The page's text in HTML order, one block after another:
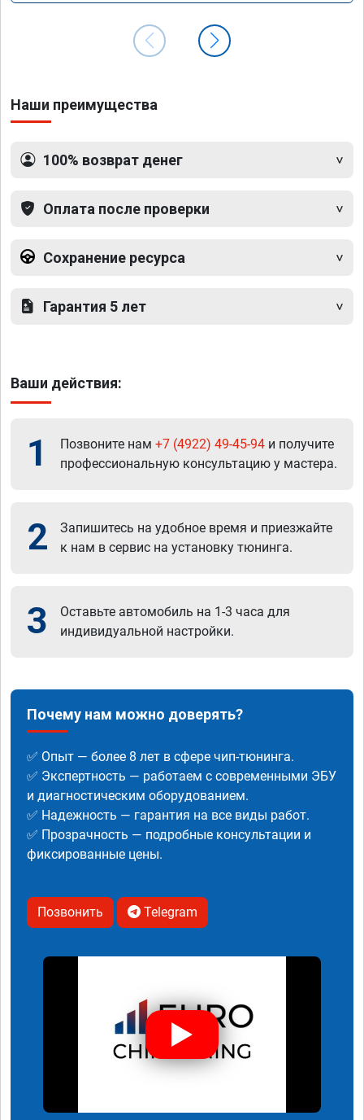
Наши преимущества
100% возврат денег
Оплата после проверки
Сохранение ресурса
Гарантия 5 лет
Ваши действия:
1 Позвоните нам +7 (4922) 49-45-94 и получите
профессиональную консультацию у мастера.
2
Запишитесь на удобное время и приезжайте
к нам в сервис на установку тюнинга.
3
Оставьте автомобиль на 1-3 часа для
индивидуальной настройки.
Почему нам можно доверять?
✅ Опыт — более 8 лет в сфере чип-тюнинга.
✅ Экспертность — работаем с современными ЭБУ
и диагностическим оборудованием.
✅ Надежность — гарантия на все виды работ.
✅ Прозрачность — подробные консультации и
фиксированные цены.
Позвонить Telegram